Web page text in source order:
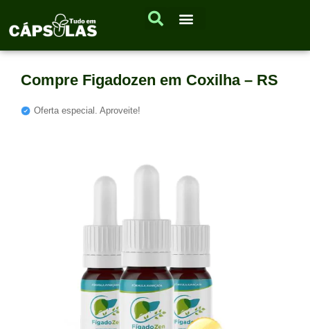
Compre Figadozen em Coxilha – RS
Oferta especial. Aproveite!